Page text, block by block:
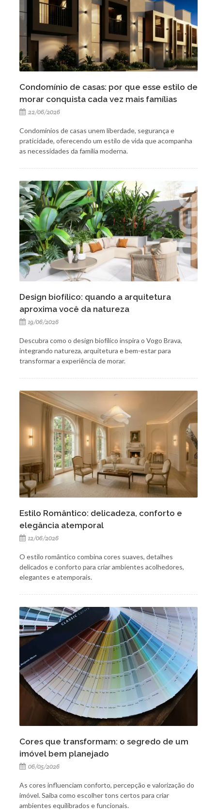
Condomínio de casas: por que esse estilo de
morar conquista cada vez mais famílias
22/06/2026
Condomínios de casas unem liberdade, segurança e
praticidade, oferecendo um estilo de vida que acompanha
as necessidades da família moderna.
Design biofílico: quando a arquitetura
aproxima você da natureza
19/06/2026
Descubra como o design biofílico inspira o Vogo Brava,
integrando natureza, arquitetura e bem-estar para
transformar a experiência de morar.
Estilo Romântico: delicadeza, conforto e
elegância atemporal
12/06/2026
O estilo romântico combina cores suaves, detalhes
delicados e conforto para criar ambientes acolhedores,
elegantes e atemporais.
Cores que transformam: o segredo de um
imóvel bem planejado
06/05/2026
As cores influenciam conforto, percepção e valorização do
imóvel. Saiba como escolher tons certos para criar
ambientes equilibrados e funcionais.